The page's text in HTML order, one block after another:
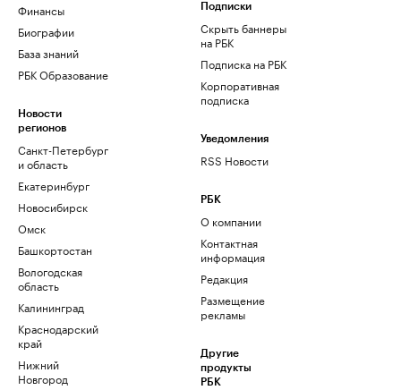
Финансы
Биографии
База знаний
РБК Образование
Новости
регионов
Санкт-Петербург
и область
Екатеринбург
Новосибирск
Омск
Башкортостан
Вологодская
область
Калининград
Краснодарский
край
Нижний
Новгород
Подписки
Скрыть баннеры
на РБК
Подписка на РБК
Корпоративная
подписка
Уведомления
RSS Новости
РБК
О компании
Контактная
информация
Редакция
Размещение
рекламы
Другие
продукты
РБК